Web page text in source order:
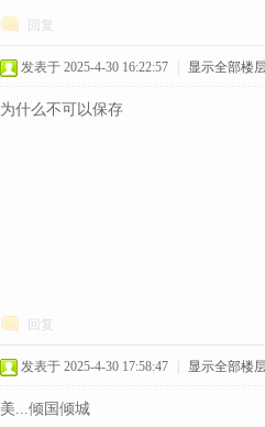
回复
发表于 2025-4-30 16:22:57 显示全部楼
为什么不可以保存
回复
发表于 2025-4-30 17:58:47 显示全部楼
美...倾国倾城